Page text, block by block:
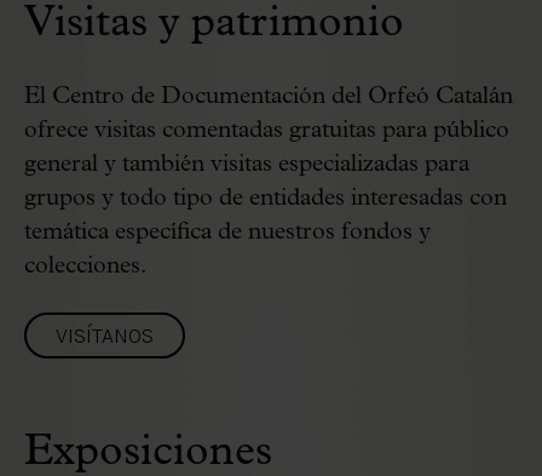
Visitas y patrimonio
El Centro de Documentación del Orfeó Catalán
ofrece visitas comentadas gratuitas para público
general y también visitas especializadas para
grupos y todo tipo de entidades interesadas con
temática específica de nuestros fondos y
colecciones.
VISÍTANOS
Exposiciones